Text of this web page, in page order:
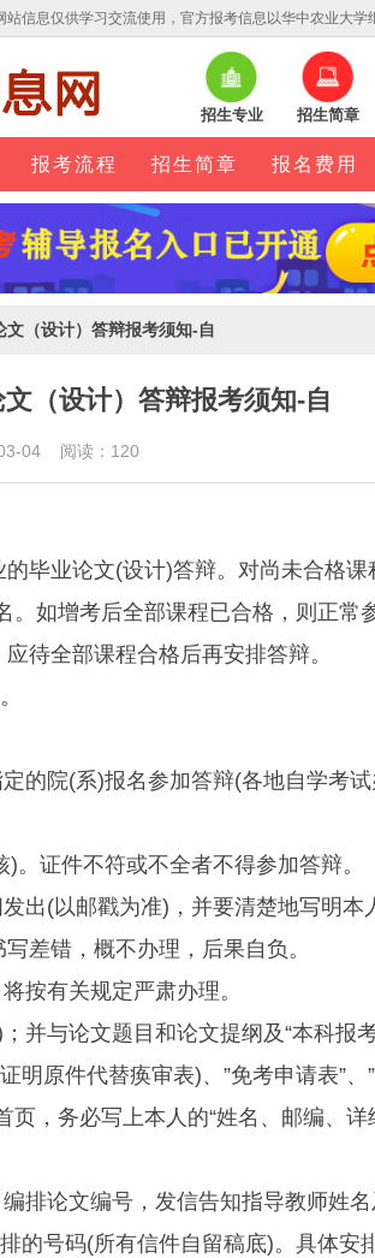
信息仅供学习交流使用，官方报考信息以华中农业大学
招生专业 招生简章
报考流程 招生简章 报名费用
（设计）答辩报考须知-自
（设计）答辩报考须知-自
04 阅读：120
毕业论文(设计)答辩。对尚未合格
。如增考后全部课程已合格，则正常
待全部课程合格后再安排答辩。
院(系)报名参加答辩(各地自学考试
证件不符或不全者不得参加答辩。
(以邮戳为准)，并要清楚地写明本
差错，概不办理，后果自负。
有关规定严肃办理。
与论文题目和论文提纲及“本科报
明原件代替痪审表)、”免考申请表”、
，务必写上本人的“姓名、邮编、详
论文编号，发信告知指导教师姓名
的号码(所有信件自留稿底)。具体安
交